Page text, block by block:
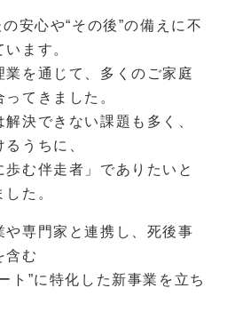
安心や“その後”の備えに不
ます。
を通じて、多くのご家庭
てきました。
決できない課題も多く、
うちに、
歩む伴走者」でありたいと
た。
や専門家と連携し、死後事
含む
ト”に特化した新事業を立ち